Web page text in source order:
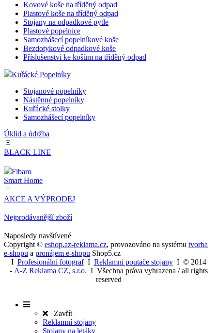
Odpadkové koše - otevřené
Kovové odpadkové koše
Odpadkové koše s výkyvným víkem
Odpadkové koše - CHIC BIN
Odpadkové koše - DURABLE
Odpadkové koše - KIS HOME
Odpadkové koše - TREND
Kovové koše na tříděný odpad
Plastové koše na tříděný odpad
Stojany na odpadkové pytle
Plastové popelnice
Samozhášecí popelníkové koše
Bezdotykové odpadkové koše
Příslušenství ke košům na tříděný odpad
Stojanové popelníky
Kuřácké stolky
Samozhášecí popelníky
Úklid a údržba
BLACK LINE
Fibaro
Smart Home
AKCE A VÝPRODEJ
Naposledy navštívené
Copyright ©eshop.az-reklama.cz
apronájem e-shopuShop5.cz
Profesionální fotografIReklamní poutače stojany